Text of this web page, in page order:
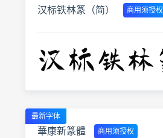
汉标铁林篆（简） 商用须授权
最新字体
華康新篆體 商用须授权